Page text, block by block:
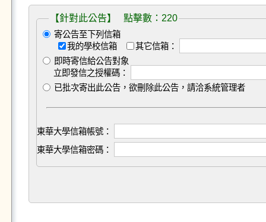
【針對此公告】 點擊數：220
寄公告至下列信箱
我的學校信箱
其它信箱：
即時寄信給公告對象
立即發信之授權碼：
已批次寄出此公告，欲刪除此公告，請洽系統管理者
東華大學信箱帳號：
東華大學信箱密碼：